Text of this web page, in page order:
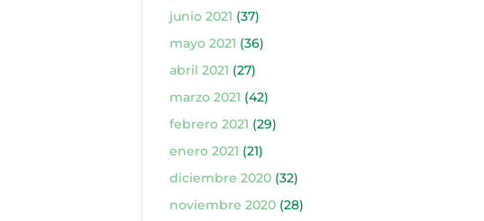
junio 2021 (37)
mayo 2021 (36)
abril 2021 (27)
marzo 2021 (42)
febrero 2021 (29)
enero 2021 (21)
diciembre 2020(32)
noviembre 2020(28)